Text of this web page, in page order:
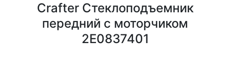
Crafter Стеклоподъемник
передний с моторчиком
2E0837401